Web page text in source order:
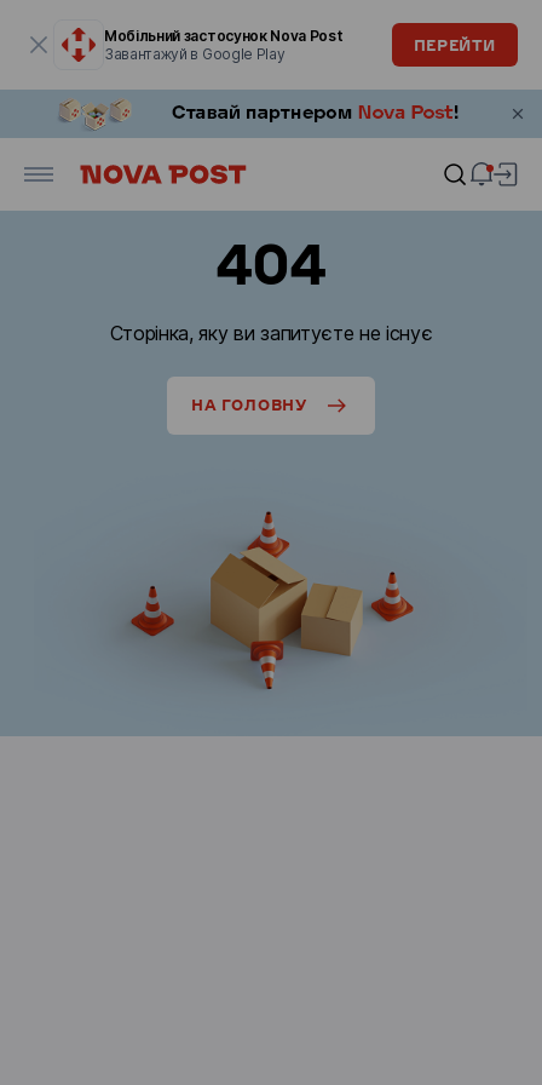
Мобільний застосунок Nova Post
Завантажуй в Google Play
ПЕРЕЙТИ
404
Сторінка, яку ви запитуєте не існує
НА ГОЛОВНУ